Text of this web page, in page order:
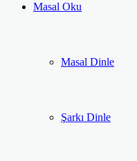
Masal Oku
Masal Dinle
Şarkı Dinle